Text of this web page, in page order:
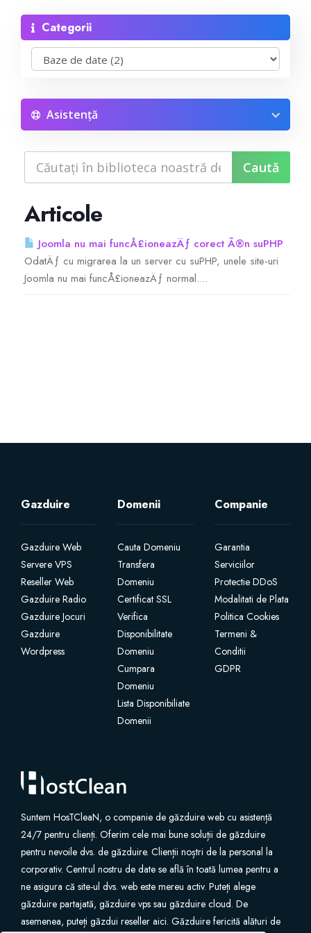
Reseller Radio SonicPanel SHOUTcast
WebHosting
Reseller Web Hosting
Servere VPS
Counter Strike 1.6
Counter Strike Go
Licente cPanel WHM / WHMSonic
Servere Dedicate
Aplicatii Mobil
Certificate SSL
Website Backup
VPN
SEO Tools
Categorii
Asistență
Articole
Joomla nu mai funcÅ£ioneazÄƒ corect Ã®n suPHP
OdatÄƒ cu migrarea la un server cu suPHP, unele site-uri
Joomla nu mai funcÅ£ioneazÄƒ normal....
Gazduire
Gazduire Web
Servere VPS
Reseller Web
Gazduire Radio
Gazduire Jocuri
Gazduire
Wordpress
Domenii
Cauta Domeniu
Transfera
Domeniu
Certificat SSL
Verifica
Disponibilitate
Domeniu
Cumpara
Domeniu
Lista Disponibiliate
Domenii
Companie
Garantia
Serviciilor
Protectie DDoS
Modalitati de Plata
Politica Cookies
Termeni &
Conditii
GDPR
Suntem HosTCleaN, o companie de găzduire web cu asistență
24/7 pentru clienți. Oferim cele mai bune soluții de găzduire
pentru nevoile dvs. de găzduire. Clienții noștri de la personal la
corporativ. Centrul nostru de date se află în toată lumea pentru a
ne asigura că site-ul dvs. web este mereu activ. Puteți alege
găzduire partajată, găzduire vps sau găzduire cloud. De
asemenea, puteți găzdui reseller aici. Găzduire fericită alături de